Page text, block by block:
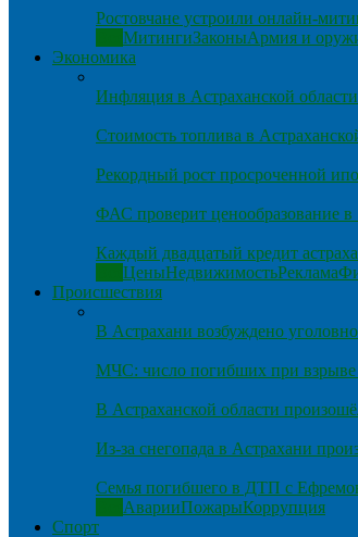
Ростовчане устроили онлайн-
МитингиЗаконыАрмия и
Экономика
Инфляция в Астраханской
Стоимость топлива в
Рекордный рост просроченной
ФАС проверит ценообразование
Каждый двадцатый кредит
ЦеныНедвижимостьРеклама
Происшествия
В Астрахани возбуждено
МЧС: число погибших при взрыве
В Астраханской области
Из-за снегопада в Астрахани
Семья погибшего в ДТП с
АварииПожарыКоррупция
Спорт